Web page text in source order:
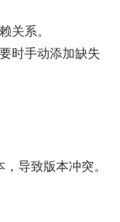
关系。
时手动添加缺失
导致版本冲突。